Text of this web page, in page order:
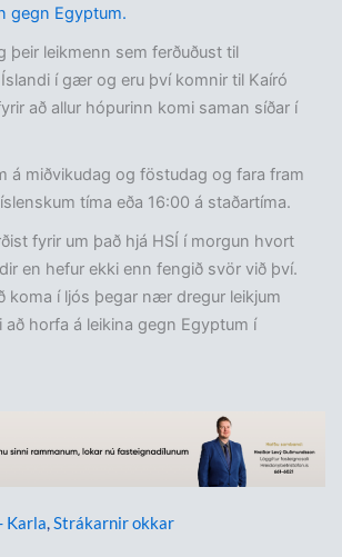
gegn Egyptum.
þeir leikmenn sem ferðuðust til
í gær og eru því komnir til Kaíró
að allur hópurinn komi saman síðar í
á miðvikudag og föstudag og fara fram
tíma eða 16:00 á staðartíma.
fyrir um það hjá HSÍ í morgun hvort
en hefur ekki enn fengið svör við því.
koma í ljós þegar nær dregur leikjum
horfa á leikina gegn Egyptum í
Karla,Strákarnir okkar